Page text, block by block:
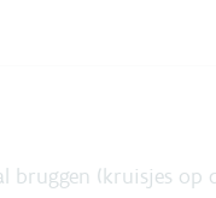
bruggen (kruisjes